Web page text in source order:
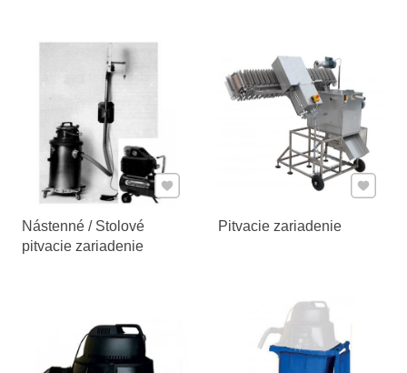
Nástenné / Stolové
pitvacie zariadenie
Pridať k Obľúbeným
Pitvacie zariadenie
Pridať